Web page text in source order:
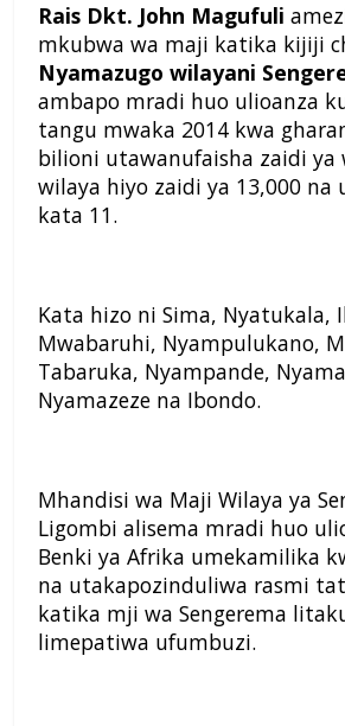
Rais Dkt. John Magufuli
mkubwa wa maji katika kijiji
Nyamazugo wilayani
ambapo mradi huo ulioanza
tangu mwaka 2014 kwa
bilioni utawanufaisha zaidi ya
wilaya hiyo zaidi ya 13,000 na
kata 11.
Kata hizo ni Sima, Nyatukala,
Mwabaruhi, Nyampulukano,
Tabaruka, Nyampande,
Nyamazeze na Ibondo.
Mhandisi wa Maji Wilaya ya
Ligombi alisema mradi huo
Benki ya Afrika umekamilika
na utakapozinduliwa rasmi
katika mji wa Sengerema
limepatiwa ufumbuzi.